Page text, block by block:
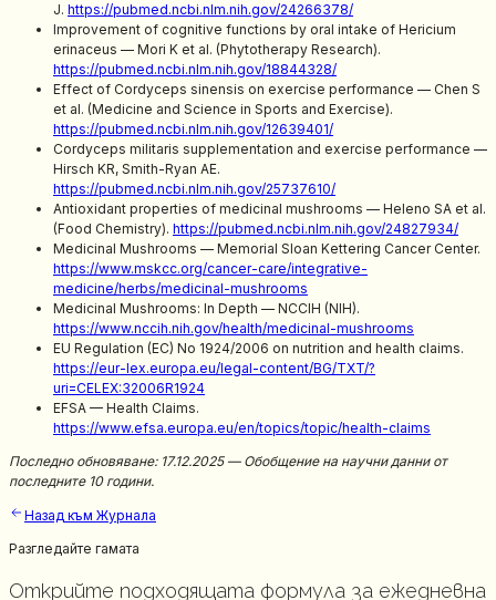
J. https://pubmed.ncbi.nlm.nih.gov/24266378/
Improvement of cognitive functions by oral intake of Hericium
erinaceus — Mori K et al. (Phytotherapy Research).
https://pubmed.ncbi.nlm.nih.gov/18844328/
Effect of Cordyceps sinensis on exercise performance — Chen S
et al. (Medicine and Science in Sports and Exercise).
https://pubmed.ncbi.nlm.nih.gov/12639401/
Cordyceps militaris supplementation and exercise performance —
Hirsch KR, Smith-Ryan AE.
https://pubmed.ncbi.nlm.nih.gov/25737610/
Antioxidant properties of medicinal mushrooms — Heleno SA et al.
(Food Chemistry). https://pubmed.ncbi.nlm.nih.gov/24827934/
Medicinal Mushrooms — Memorial Sloan Kettering Cancer Center.
https://www.mskcc.org/cancer-care/integrative-
medicine/herbs/medicinal-mushrooms
Medicinal Mushrooms: In Depth — NCCIH (NIH).
https://www.nccih.nih.gov/health/medicinal-mushrooms
EU Regulation (EC) No 1924/2006 on nutrition and health claims.
https://eur-lex.europa.eu/legal-content/BG/TXT/?
uri=CELEX:32006R1924
EFSA — Health Claims.
https://www.efsa.europa.eu/en/topics/topic/health-claims
Последно обновяване: 17.12.2025 — Обобщение на научни данни от
последните 10 години.
Назад към Журнала
Разгледайте гамата
Открийте подходящата формула за ежедневна